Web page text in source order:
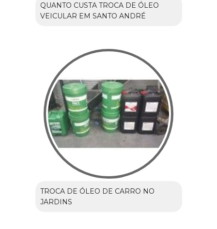
QUANTO CUSTA TROCA DE ÓLEO
VEICULAR EM SANTO ANDRÉ
TROCA DE ÓLEO DE CARRO NO
JARDINS